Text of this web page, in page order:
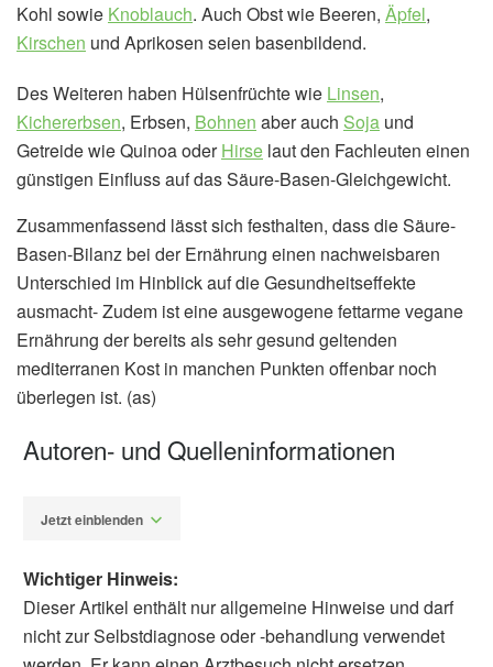
Kohl sowie Knoblauch. Auch Obst wie Beeren, Äpfel,
Kirschen und Aprikosen seien basenbildend.
Des Weiteren haben Hülsenfrüchte wie Linsen,
Kichererbsen, Erbsen, Bohnen aber auch Soja und
Getreide wie Quinoa oderHirse laut den Fachleuten einen
günstigen Einfluss auf das Säure-Basen-Gleichgewicht.
Zusammenfassend lässt sich festhalten, dass die Säure-
Basen-Bilanz bei der Ernährung einen nachweisbaren
Unterschied im Hinblick auf die Gesundheitseffekte
ausmacht- Zudem ist eine ausgewogene fettarme vegane
Ernährung der bereits als sehr gesund geltenden
mediterranen Kost in manchen Punkten offenbar noch
überlegen ist. (as)
Autoren- und Quelleninformationen
Jetzt einblenden
Wichtiger Hinweis:
Dieser Artikel enthält nur allgemeine Hinweise und darf
nicht zur Selbstdiagnose oder -behandlung verwendet